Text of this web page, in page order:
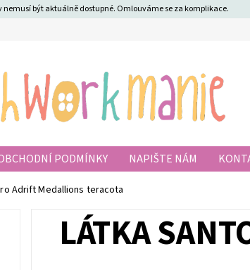
být aktuálně dostupné. Omlouváme se za komplikace.
PODMÍNKY NAPIŠTE NÁM
Adrift Medallions teracota
LÁTKA